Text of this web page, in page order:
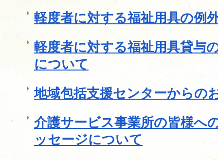
軽度者に対する福祉用具の例
軽度者に対する福祉用具貸与
について
地域包括支援センターからの
介護サービス事業所の皆様へ
ッセージについて